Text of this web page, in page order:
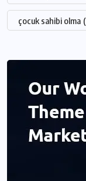
çocuk sahibi olma